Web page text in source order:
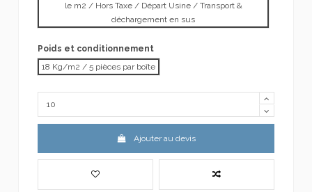
le m2 / Hors Taxe / Départ Usine / Transport &
déchargement en sus
Poids et conditionnement
18 Kg/m2 / 5 pièces par boîte
Ajouter au devis